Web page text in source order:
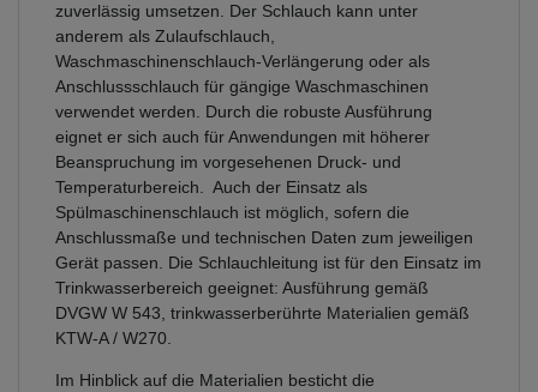
zuverlässig umsetzen. Der Schlauch kann unter
anderem als Zulaufschlauch,
Waschmaschinenschlauch-Verlängerung oder als
Anschlussschlauch für gängige Waschmaschinen
verwendet werden. Durch die robuste Ausführung
eignet er sich auch für Anwendungen mit höherer
Beanspruchung im vorgesehenen Druck- und
Temperaturbereich. Auch der Einsatz als
Spülmaschinenschlauch ist möglich, sofern die
Anschlussmaße und technischen Daten zum jeweiligen
Gerät passen. Die Schlauchleitung ist für den Einsatz im
Trinkwasserbereich geeignet: Ausführung gemäß
DVGW W 543, trinkwasserberührte Materialien gemäß
KTW-A / W270.
Im Hinblick auf die Materialien besticht die